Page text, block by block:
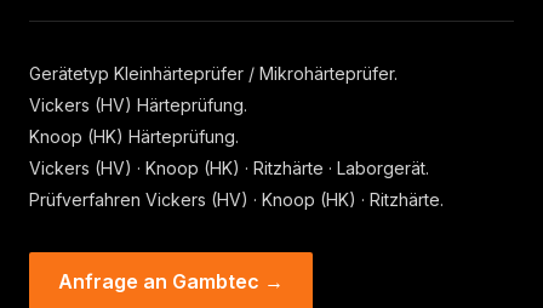
Gerätetyp Kleinhärteprüfer / Mikrohärteprüfer.
Vickers (HV) Härteprüfung.
Knoop (HK) Härteprüfung.
Vickers (HV) · Knoop (HK) · Ritzhärte · Laborgerät.
Prüfverfahren Vickers (HV) · Knoop (HK) · Ritzhärte.
Anfrage an Gambtec →